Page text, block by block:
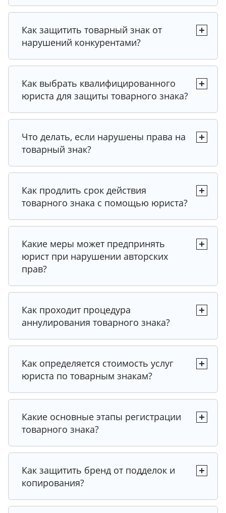
Совет от эксперта
Совет от эксперта
Рекомендация от юриста
Совет от эксперта
Совет от эксперта
Совет от эксперта
Рекомендация от юриста
Совет от эксперта
Совет от эксперта
Совет от эксперта
Совет от эксперта
Как защитить товарный знак от
нарушений конкурентами?
Как выбрать квалифицированного
юриста для защиты товарного знака?
Что делать, если нарушены права на
товарный знак?
Как продлить срок действия
товарного знака с помощью юриста?
Какие меры может предпринять
юрист при нарушении авторских
прав?
Как проходит процедура
аннулирования товарного знака?
Как определяется стоимость услуг
юриста по товарным знакам?
Какие основные этапы регистрации
товарного знака?
Как защитить бренд от подделок и
копирования?